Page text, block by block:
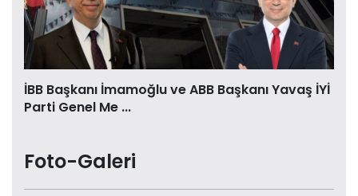
İBB Başkanı İmamoğlu ve ABB Başkanı Yavaş İYİ
Parti Genel Me ...
Foto-Galeri